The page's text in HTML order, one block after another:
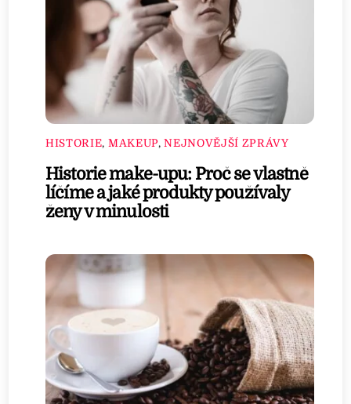
HISTORIE, MAKEUP,NEJNOVĚJŠÍ ZPRÁVY
Historie make-upu: Proč se vlastně
líčíme a jaké produkty používaly
ženy v minulosti